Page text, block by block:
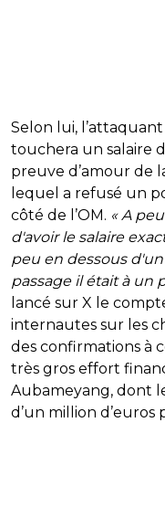
Selon lui,
touchera un salaire
preuve d’amour de
lequel a refusé un
côté de l’OM. « A
d'avoir le salaire
peu en dessous
passage il était à un
lancé sur X le
internautes sur les
des confirmations à
très gros effort
Aubameyang, dont
d’un million d’euros